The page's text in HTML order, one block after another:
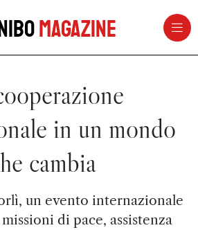
Magazine
in un mondo
cambia
un evento internazionale
di pace, assistenza